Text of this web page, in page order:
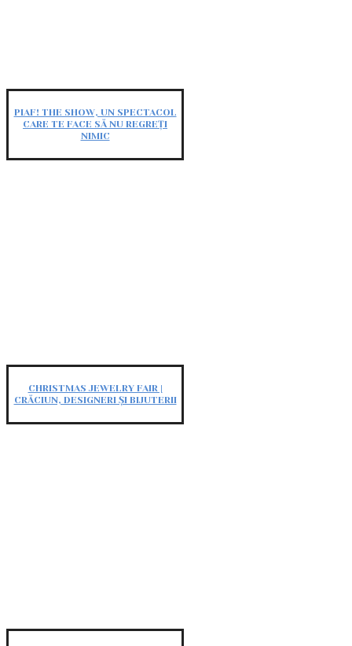
PIAF! THE SHOW, UN SPECTACOL
CARE TE FACE SĂ NU REGREȚI
NIMIC
CHRISTMAS JEWELRY FAIR |
CRĂCIUN, DESIGNERI ȘI BIJUTERII